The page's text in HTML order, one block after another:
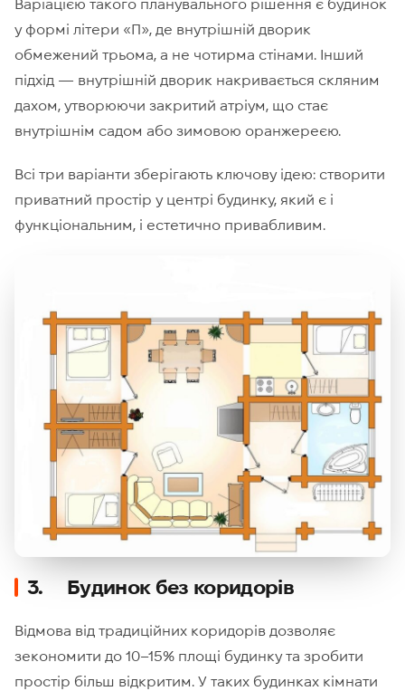
Варіацією такого планувального рішення є будинок
у формі літери «П», де внутрішній дворик
обмежений трьома, а не чотирма стінами. Інший
підхід — внутрішній дворик накривається скляним
дахом, утворюючи закритий атріум, що стає
внутрішнім садом або зимовою оранжереєю.
Всі три варіанти зберігають ключову ідею: створити
приватний простір у центрі будинку, який є і
функціональним, і естетично привабливим.
3. Будинок без коридорів
Відмова від традиційних коридорів дозволяє
зекономити до 10–15% площі будинку та зробити
простір більш відкритим. У таких будинках кімнати